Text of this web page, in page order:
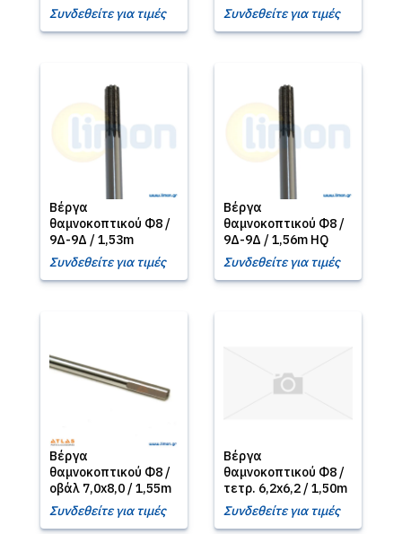
Συνδεθείτε για τιμές
Συνδεθείτε για τιμές
Βέργα
θαμνοκοπτικού Φ8 /
9Δ-9Δ / 1,53m
Συνδεθείτε για τιμές
Βέργα
θαμνοκοπτικού Φ8 /
9Δ-9Δ / 1,56m HQ
Συνδεθείτε για τιμές
Βέργα
θαμνοκοπτικού Φ8 /
οβάλ 7,0x8,0 / 1,55m
Συνδεθείτε για τιμές
Βέργα
θαμνοκοπτικού Φ8 /
τετρ. 6,2x6,2 / 1,50m
Συνδεθείτε για τιμές